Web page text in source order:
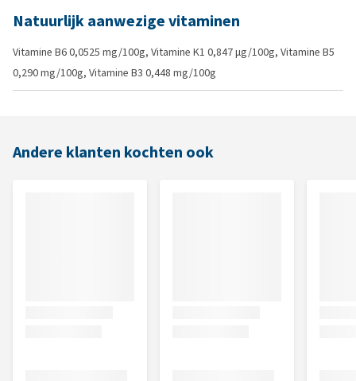
Natuurlijk aanwezige vitaminen
Vitamine B6 0,0525 mg/100g, Vitamine K1 0,847 µg/100g, Vitamine B5
0,290 mg/100g, Vitamine B3 0,448 mg/100g
Andere klanten kochten ook